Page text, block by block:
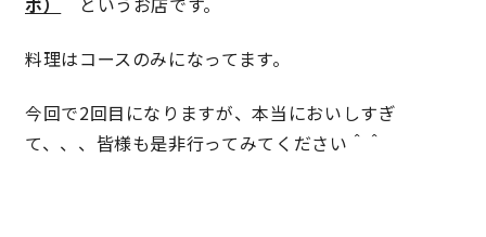
来店・見学予約
料理はコースのみになってます。
今回で2回目になりますが、本当においしすぎ
て、、、皆様も是非行ってみてください＾＾